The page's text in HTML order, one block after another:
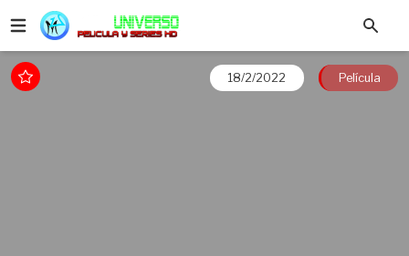
18/2/2022 Película